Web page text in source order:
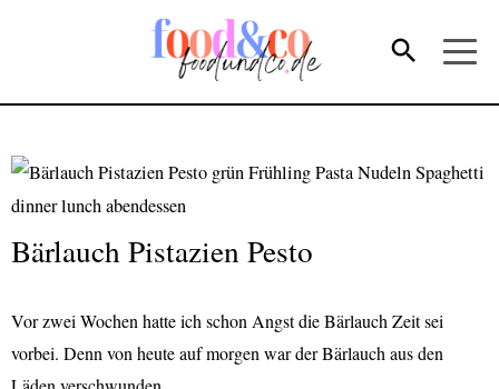
Bärlauch Pistazien Pesto
Vor zwei Wochen hatte ich schon Angst die Bärlauch Zeit sei
vorbei. Denn von heute auf morgen war der Bärlauch aus den